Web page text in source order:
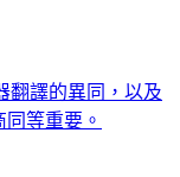
翻譯的異同，以及
等重要。